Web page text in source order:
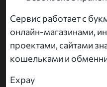
Сервис работает с
онлайн-магазинами,
проектами, сайтами
кошельками и
Expay